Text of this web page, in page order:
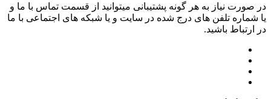
در صورت نیاز به هر گونه پشتیبانی میتوانید از قسمت تماس با ما و
یا شماره تلفن های درج شده در سایت و یا شبکه های اجتماعی با ما
در ارتباط باشید.